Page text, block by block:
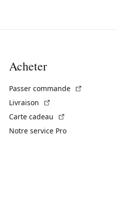
Acheter
Passer commande
Livraison
Carte cadeau
Notre service Pro